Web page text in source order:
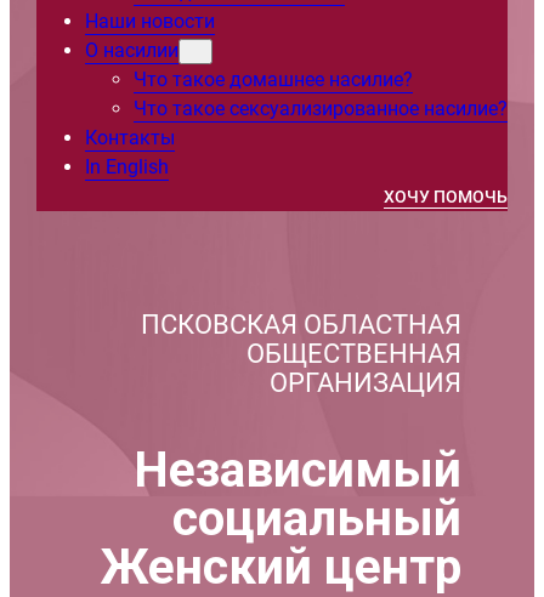
Наши новости
О насилии
Что такое домашнее насилие?
Что такое сексуализированное насилие?
Контакты
In English
ХОЧУ ПОМОЧЬ
ПСКОВСКАЯ ОБЛАСТНАЯ
ОБЩЕСТВЕННАЯ
ОРГАНИЗАЦИЯ
Независимый
социальный
Женский центр